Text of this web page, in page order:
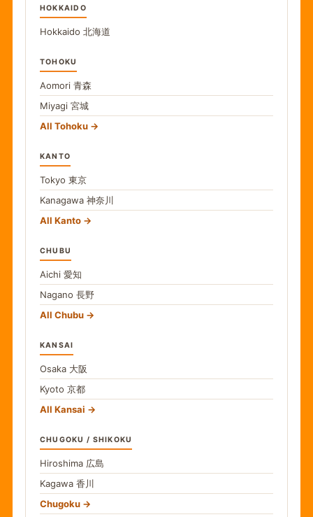
HOKKAIDO
Hokkaido 北海道
TOHOKU
Aomori 青森
Miyagi 宮城
All Tohoku
KANTO
Tokyo 東京
Kanagawa 神奈川
All Kanto
CHUBU
Aichi 愛知
Nagano 長野
All Chubu
KANSAI
Osaka 大阪
Kyoto 京都
All Kansai
CHUGOKU / SHIKOKU
Hiroshima 広島
Kagawa 香川
Chugoku